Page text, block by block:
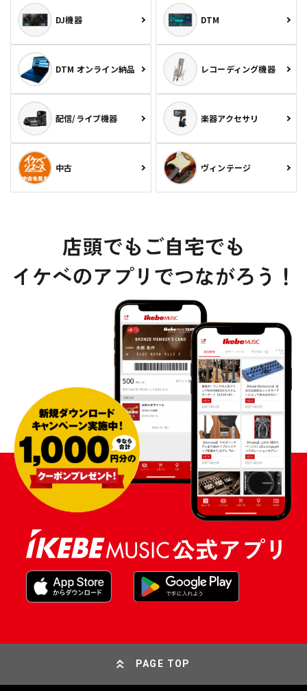
DJ機器 DTM
DTM オンライン納品 レコーディング機器
配信/ライブ機器 楽器アクセサリ
中古 ヴィンテージ
PAGE TOP